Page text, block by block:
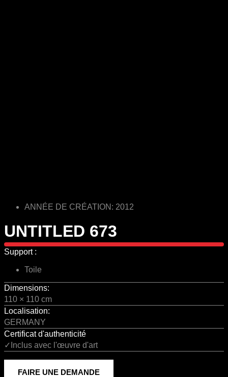
ANNÉE DE CRÉATION: 2012
UNTITLED 673
Support :
Toile
Dimensions:
110 × 110 cm
Localisation:
GERMANY
Certificat d'authenticité
✓Inclus avec l'œuvre d'art
FAIRE UNE DEMANDE